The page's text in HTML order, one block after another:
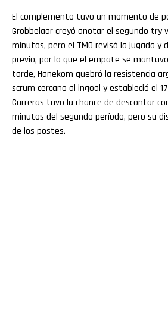
El complemento tuvo un momento de
Grobbelaar creyó anotar el segundo try
minutos, pero el TMO revisó la jugada y
previo, por lo que el empate se
tarde, Hanekom quebró la resistencia
scrum cercano al ingoal y estableció el
Carreras tuvo la chance de descontar
minutos del segundo período, pero su
de los postes.